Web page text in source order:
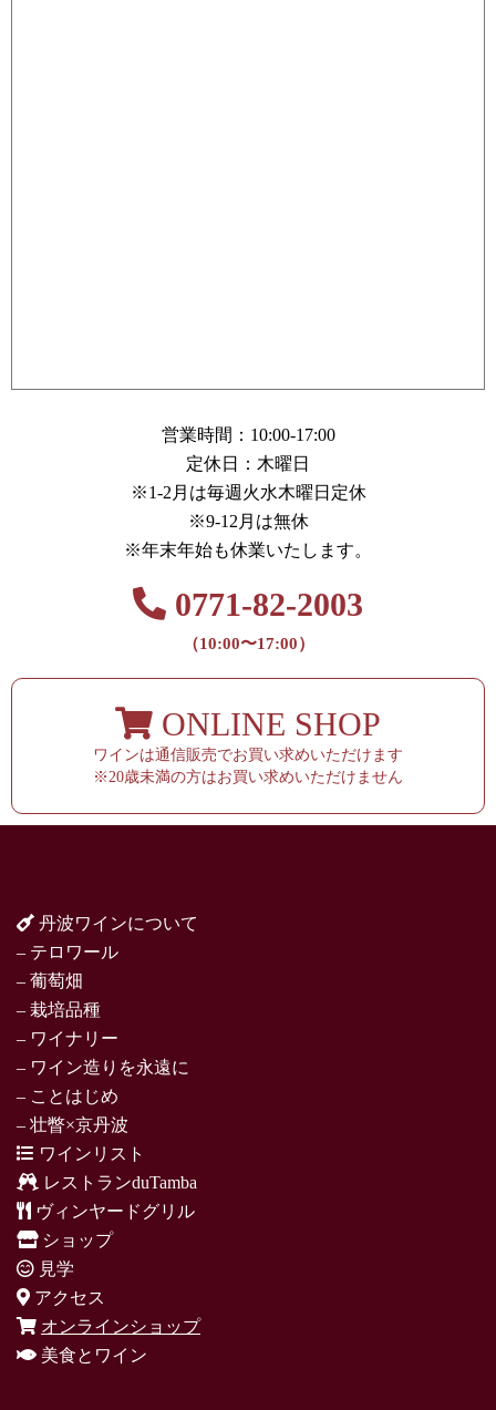
営業時間：10:00-17:00
定休日：木曜日
※1-2月は毎週火水木曜日定休
※9-12月は無休
※年末年始も休業いたします。
0771-82-2003
（10:00〜17:00）
ONLINE SHOP
ワインは通信販売でお買い求めいただけます
※20歳未満の方はお買い求めいただけません
丹波ワインについて
– テロワール
– 葡萄畑
– 栽培品種
– ワイナリー
– ワイン造りを永遠に
– ことはじめ
– 壮瞥×京丹波
ワインリスト
レストランduTamba
ヴィンヤードグリル
ショップ
見学
アクセス
オンラインショップ
美食とワイン